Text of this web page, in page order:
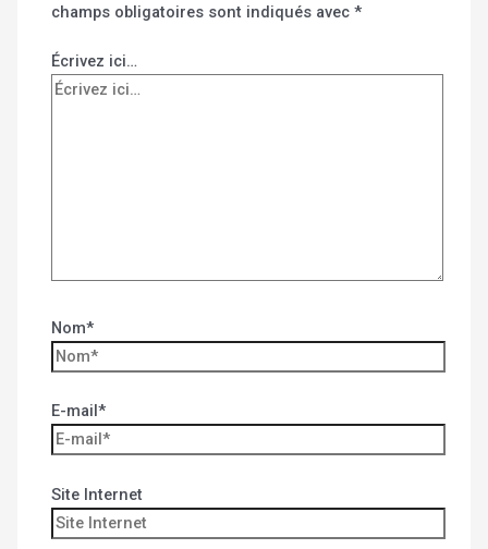
champs obligatoires sont indiqués avec*
Écrivez ici…
Nom*
E-mail*
Site Internet